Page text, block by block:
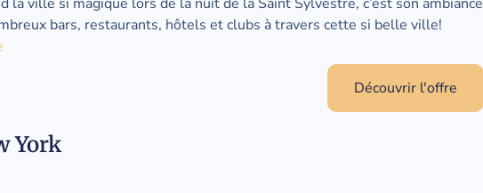
bars, restaurants, hôtels et clubs à travers cette si belle ville!
Découvrir l'offre
York